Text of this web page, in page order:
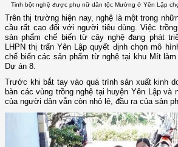
Tinh bột nghệ được phụ nữ dân tộc Mường ở Yên Lập
Trên thị trường hiện nay, nghệ là một trong
cầu rất cao đối với người tiêu dùng. Việc
sản phẩm chế biến từ cây nghệ đang phát
LHPN thị trấn Yên Lập quyết định chọn mô
chế biến các sản phẩm từ nghệ tại khu Mít
Dự án 8.
Trước khi bắt tay vào quá trình sản xuất kinh
bàn các vùng trồng nghệ tại huyện Yên Lập và
của người dân vẫn còn nhỏ lẻ, đầu ra của sản